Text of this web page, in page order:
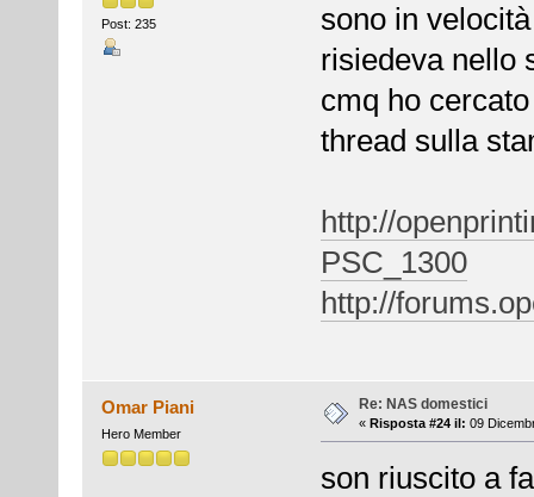
Post: 235
sono in
risiedeva nello
cmq ho
thread sulla
http://
PSC_1300
http://
Omar Piani
Hero Member
Re: NAS domestici
« Risposta #24 il: 09
son riuscito a